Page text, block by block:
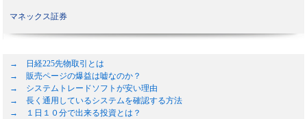
マネックス証券
→ 日経225先物取引とは
→ 販売ページの爆益は嘘なのか？
→ システムトレードソフトが安い理由
→ 長く通用しているシステムを確認する方法
→ １日１０分で出来る投資とは？